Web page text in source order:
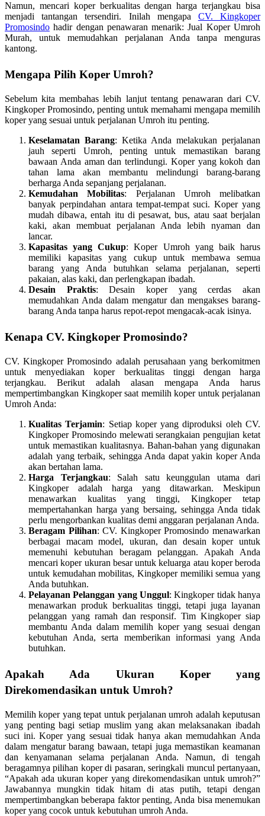
Namun, mencari koper berkualitas dengan harga terjangkau bisa
menjadi tantangan tersendiri. Inilah mengapa CV. Kingkoper
Promosindo hadir dengan penawaran menarik: Jual Koper Umroh
Murah, untuk memudahkan perjalanan Anda tanpa menguras
kantong.
Mengapa Pilih Koper Umroh?
Sebelum kita membahas lebih lanjut tentang penawaran dari CV.
Kingkoper Promosindo, penting untuk memahami mengapa memilih
koper yang sesuai untuk perjalanan Umroh itu penting.
Keselamatan Barang: Ketika Anda melakukan perjalanan
jauh seperti Umroh, penting untuk memastikan barang
bawaan Anda aman dan terlindungi. Koper yang kokoh dan
tahan lama akan membantu melindungi barang-barang
berharga Anda sepanjang perjalanan.
Kemudahan Mobilitas: Perjalanan Umroh melibatkan
banyak perpindahan antara tempat-tempat suci. Koper yang
mudah dibawa, entah itu di pesawat, bus, atau saat berjalan
kaki, akan membuat perjalanan Anda lebih nyaman dan
lancar.
Kapasitas yang Cukup: Koper Umroh yang baik harus
memiliki kapasitas yang cukup untuk membawa semua
barang yang Anda butuhkan selama perjalanan, seperti
pakaian, alas kaki, dan perlengkapan ibadah.
Desain Praktis: Desain koper yang cerdas akan
memudahkan Anda dalam mengatur dan mengakses barang-
barang Anda tanpa harus repot-repot mengacak-acak isinya.
Kenapa CV. Kingkoper Promosindo?
CV. Kingkoper Promosindo adalah perusahaan yang berkomitmen
untuk menyediakan koper berkualitas tinggi dengan harga
terjangkau. Berikut adalah alasan mengapa Anda harus
mempertimbangkan Kingkoper saat memilih koper untuk perjalanan
Umroh Anda:
Kualitas Terjamin: Setiap koper yang diproduksi oleh CV.
Kingkoper Promosindo melewati serangkaian pengujian ketat
untuk memastikan kualitasnya. Bahan-bahan yang digunakan
adalah yang terbaik, sehingga Anda dapat yakin koper Anda
akan bertahan lama.
Harga Terjangkau: Salah satu keunggulan utama dari
Kingkoper adalah harga yang ditawarkan. Meskipun
menawarkan kualitas yang tinggi, Kingkoper tetap
mempertahankan harga yang bersaing, sehingga Anda tidak
perlu mengorbankan kualitas demi anggaran perjalanan Anda.
Beragam Pilihan: CV. Kingkoper Promosindo menawarkan
berbagai macam model, ukuran, dan desain koper untuk
memenuhi kebutuhan beragam pelanggan. Apakah Anda
mencari koper ukuran besar untuk keluarga atau koper beroda
untuk kemudahan mobilitas, Kingkoper memiliki semua yang
Anda butuhkan.
Pelayanan Pelanggan yang Unggul: Kingkoper tidak hanya
menawarkan produk berkualitas tinggi, tetapi juga layanan
pelanggan yang ramah dan responsif. Tim Kingkoper siap
membantu Anda dalam memilih koper yang sesuai dengan
kebutuhan Anda, serta memberikan informasi yang Anda
butuhkan.
Apakah Ada Ukuran Koper yang
Direkomendasikan untuk Umroh?
Memilih koper yang tepat untuk perjalanan umroh adalah keputusan
yang penting bagi setiap muslim yang akan melaksanakan ibadah
suci ini. Koper yang sesuai tidak hanya akan memudahkan Anda
dalam mengatur barang bawaan, tetapi juga memastikan keamanan
dan kenyamanan selama perjalanan Anda. Namun, di tengah
beragamnya pilihan koper di pasaran, seringkali muncul pertanyaan,
“Apakah ada ukuran koper yang direkomendasikan untuk umroh?”
Jawabannya mungkin tidak hitam di atas putih, tetapi dengan
mempertimbangkan beberapa faktor penting, Anda bisa menemukan
koper yang cocok untuk kebutuhan umroh Anda.